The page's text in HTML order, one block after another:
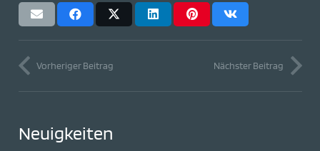
Vorheriger Beitrag Nächster Beitrag
Neuigkeiten